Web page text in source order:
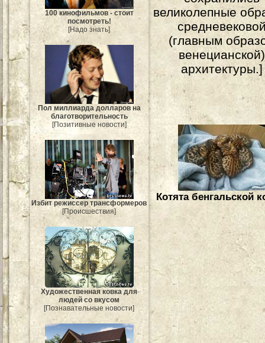
100 кинофильмов - стоит
посмотреть!
[Надо знать]
Пол миллиарда долларов на
благотворительность
[Позитивные новости]
Избит режиссер трансформеров
[Происшествия]
Художественная ковка для
людей со вкусом
[Познавательные новости]
великолепные
(главным
венецианской)
архитектуры.]
Котята бенгальской